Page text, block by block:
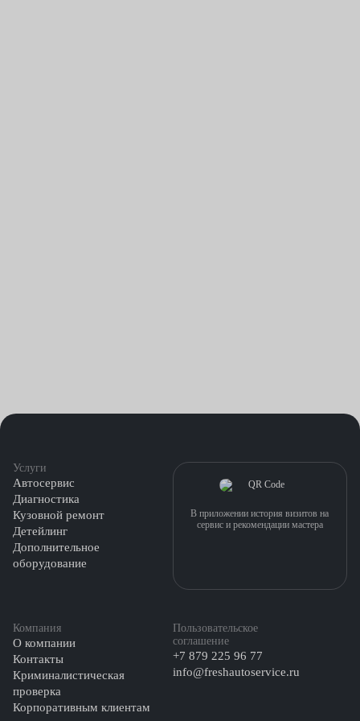
Услуги
Автосервис
Диагностика
Кузовной ремонт
Детейлинг
Дополнительное
оборудование
Компания
О компании
Контакты
Криминалистическая
проверка
Корпоративным клиентам
Пользовательское
соглашение
+7 879 225 96 77
info@freshautoservice.ru
В приложении история визитов на
сервис и рекомендации мастера